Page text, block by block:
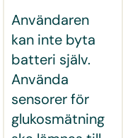
Användaren
kan inte byta
batteri själv.
Använda
sensorer för
glukosmätning